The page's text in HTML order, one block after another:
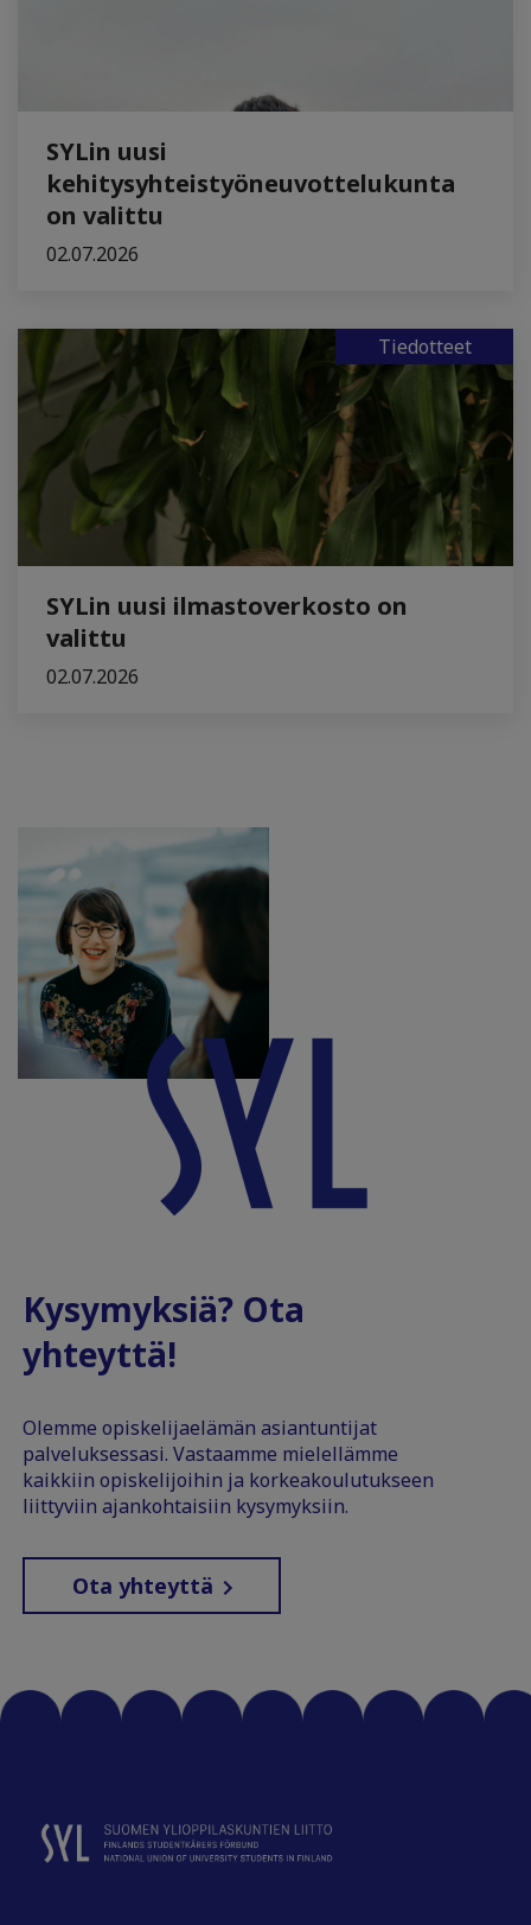
SYLin uusi
kehitysyhteistyöneuvottelukunta
on valittu
02.07.2026
Tiedotteet
SYLin uusi ilmastoverkosto on
valittu
02.07.2026
Kysymyksiä? Ota
yhteyttä!
Olemme opiskelijaelämän asiantuntijat
palveluksessasi. Vastaamme mielellämme
kaikkiin opiskelijoihin ja korkeakoulutukseen
liittyviin ajankohtaisiin kysymyksiin.
Ota yhteyttä